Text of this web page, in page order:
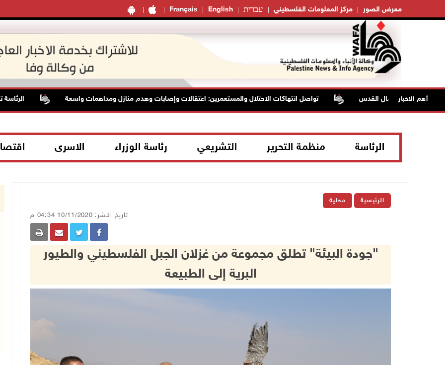
Français English עברית مركز المعلومات الفلسطيني معرض الصور
أهم الاخبار تواصل انتهاكات الاحتلال والمستعمرين: اعتقالات وإصابات وهدم منازل ومداهمات واسعة الرئاسة تدين
الرئاسة منظمة التحرير التشريعي رئاسة الوزراء الاسرى
الرئيسية محلية
تاريخ النشر: 10/11/2020 04:34 م
"جودة البيئة" تطلق مجموعة من غزلان الجبل الفلسطيني والطيور
البرية إلى الطبيعة